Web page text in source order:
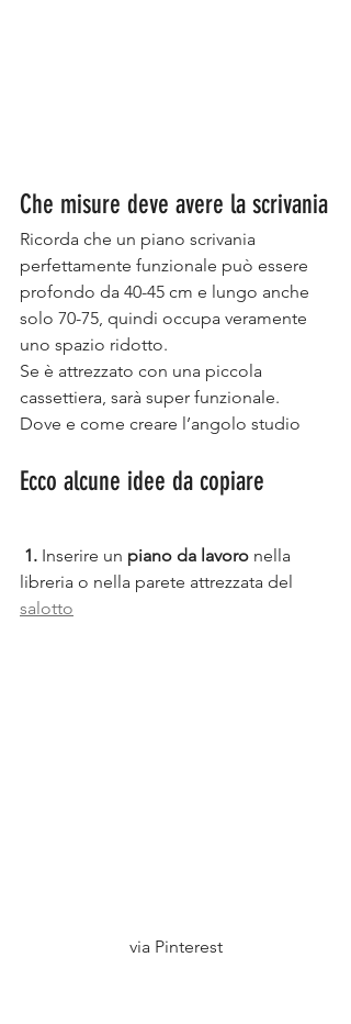
Che misure deve avere la scrivania
Ricorda che un piano scrivania
perfettamente funzionale può essere
profondo da 40-45 cm e lungo anche
solo 70-75, quindi occupa veramente
uno spazio ridotto.
Se è attrezzato con una piccola
cassettiera, sarà super funzionale.
Dove e come creare l’angolo studio
Ecco alcune idee da copiare
1. Inserire un piano da lavoro nella
libreria o nella parete attrezzata del
salotto
via Pinterest